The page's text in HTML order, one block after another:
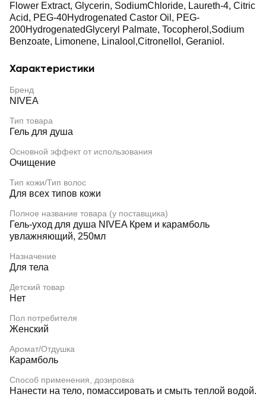
Flower Extract, Glycerin, SodiumChloride, Laureth-4, Citric
Acid, PEG-40Hydrogenated Castor Oil, PEG-
200HydrogenatedGlyceryl Palmate, Tocopherol,Sodium
Benzoate, Limonene, Linalool,Citronellol, Geraniol.
Характеристики
Бренд
NIVEA
Тип товара
Гель для душа
Основной эффект от использования
Очищение
Тип кожи/Тип волос
Для всех типов кожи
Полное название товара (у поставщика)
Гель-уход для душа NIVEA Крем и карамболь
увлажняющий, 250мл
Назначение
Для тела
Детский товар
Нет
Пол потребителя
Женский
Аромат/Отдушка
Карамболь
Способ применения, дозировка
Нанести на тело, помассировать и смыть теплой водой.